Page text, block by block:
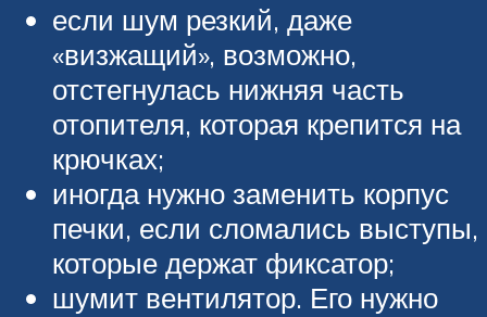
если шум резкий, даже
«визжащий», возможно,
отстегнулась нижняя часть
отопителя, которая крепится на
крючках;
иногда нужно заменить корпус
печки, если сломались выступы,
которые держат фиксатор;
шумит вентилятор. Его нужно